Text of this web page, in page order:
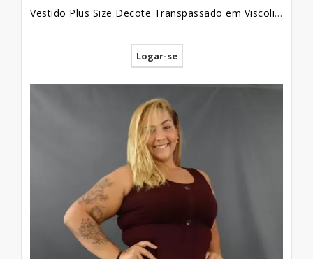
Vestido Plus Size Decote Transpassado em Viscolinho Bege Corações [2011139]
Logar-se